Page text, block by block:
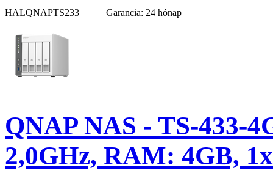
HALQNAPTS233 Garancia: 24 hónap
QNAP NAS - TS-433-
2,0GHz, RAM: 4GB,